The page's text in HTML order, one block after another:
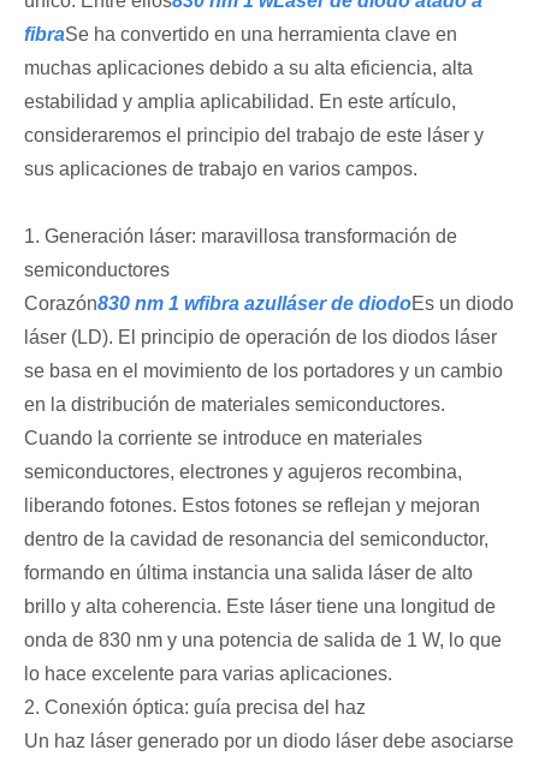
fibraSe ha convertido en una herramienta clave en
muchas aplicaciones debido a su alta eficiencia, alta
estabilidad y amplia aplicabilidad. En este artículo,
consideraremos el principio del trabajo de este láser y
sus aplicaciones de trabajo en varios campos.
1. Generación láser: maravillosa transformación de
semiconductores
Corazón830 nm 1 wfibra azulláser de diodoEs un diodo
láser (LD). El principio de operación de los diodos láser
se basa en el movimiento de los portadores y un cambio
en la distribución de materiales semiconductores.
Cuando la corriente se introduce en materiales
semiconductores, electrones y agujeros recombina,
liberando fotones. Estos fotones se reflejan y mejoran
dentro de la cavidad de resonancia del semiconductor,
formando en última instancia una salida láser de alto
brillo y alta coherencia. Este láser tiene una longitud de
onda de 830 nm y una potencia de salida de 1 W, lo que
lo hace excelente para varias aplicaciones.
2. Conexión óptica: guía precisa del haz
Un haz láser generado por un diodo láser debe asociarse